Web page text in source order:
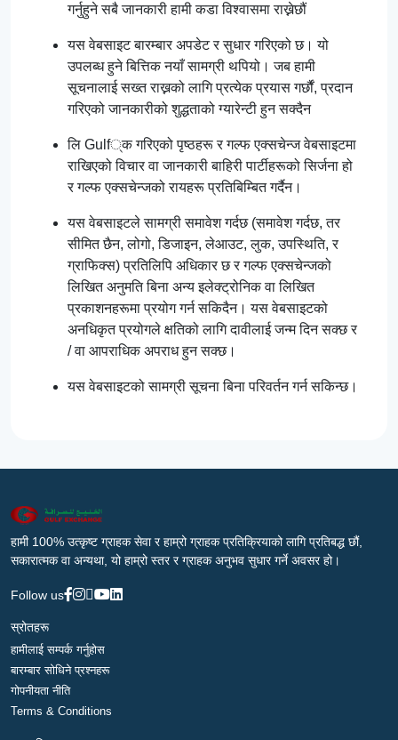
गर्नुहुने सबै जानकारी हामी कडा विश्वासमा राख्नेछौं
यस वेबसाइट बारम्बार अपडेट र सुधार गरिएको छ। यो
उपलब्ध हुने बित्तिक नयाँ सामग्री थपियो। जब हामी
सूचनालाई सख्त राख्नको लागि प्रत्येक प्रयास गर्छौं, प्रदान
गरिएको जानकारीको शुद्धताको ग्यारेन्टी हुन सक्दैन
लि Gulf्क गरिएको पृष्ठहरू र गल्फ एक्सचेन्ज वेबसाइटमा
राखिएको विचार वा जानकारी बाहिरी पार्टीहरूको सिर्जना हो
र गल्फ एक्सचेन्जको रायहरू प्रतिबिम्बित गर्दैन।
यस वेबसाइटले सामग्री समावेश गर्दछ (समावेश गर्दछ, तर
सीमित छैन, लोगो, डिजाइन, लेआउट, लुक, उपस्थिति, र
ग्राफिक्स) प्रतिलिपि अधिकार छ र गल्फ एक्सचेन्जको
लिखित अनुमति बिना अन्य इलेक्ट्रोनिक वा लिखित
प्रकाशनहरूमा प्रयोग गर्न सकिदैन। यस वेबसाइटको
अनधिकृत प्रयोगले क्षतिको लागि दावीलाई जन्म दिन सक्छ र
/ वा आपराधिक अपराध हुन सक्छ।
यस वेबसाइटको सामग्री सूचना बिना परिवर्तन गर्न सकिन्छ।
हामी 100% उत्कृष्ट ग्राहक सेवा र हाम्रो ग्राहक प्रतिक्रियाको लागि प्रतिबद्ध छौं,
सकारात्मक वा अन्यथा, यो हाम्रो स्तर र ग्राहक अनुभव सुधार गर्ने अवसर हो।
Follow us
स्रोतहरू
हामीलाई सम्पर्क गर्नुहोस
बारम्बार सोधिने प्रश्नहरू
गोपनीयता नीति
Terms & Conditions